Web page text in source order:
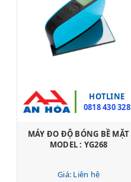
HOTLINE
0818 430 328
MÁY ĐO ĐỘ BÓNG BỀ MẶT
MODEL : YG268
Giá: Liên hệ